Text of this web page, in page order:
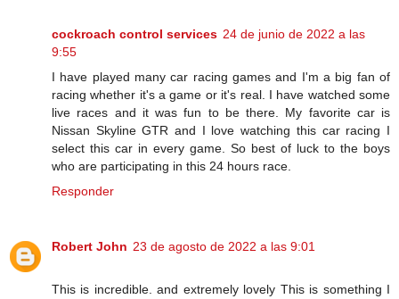
cockroach control services 24 de junio de 2022 a las
9:55
I have played many car racing games and I'm a big fan of
racing whether it's a game or it's real. I have watched some
live races and it was fun to be there. My favorite car is
Nissan Skyline GTR and I love watching this car racing I
select this car in every game. So best of luck to the boys
who are participating in this 24 hours race.
Responder
Robert John 23 de agosto de 2022 a las 9:01
This is incredible. and extremely lovely This is something I